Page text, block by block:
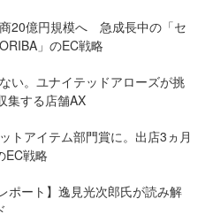
20億円規模へ 急成長中の「セ
」のEC戦略
い。ユナイテッドアローズが挑
集する店舗AX
トアイテム部門賞に。出店3ヵ月
EC戦略
ポート】逸見光次郎氏が読み解